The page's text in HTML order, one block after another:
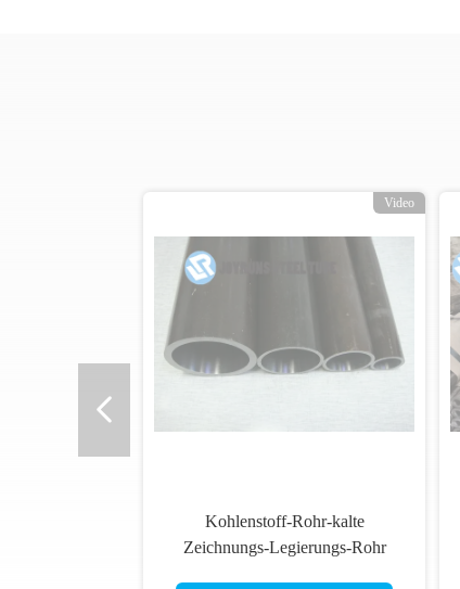
Video
Kohlenstoff-Rohr-kalte
Zeichnungs-Legierungs-Rohr